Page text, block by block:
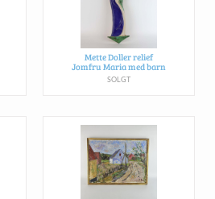
Mette Doller relief
Jomfru Maria med barn
SOLGT